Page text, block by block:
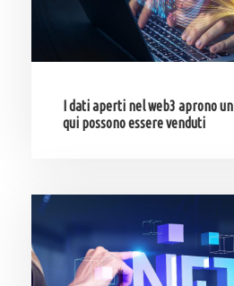
I dati aperti nel web3 aprono
qui possono essere venduti